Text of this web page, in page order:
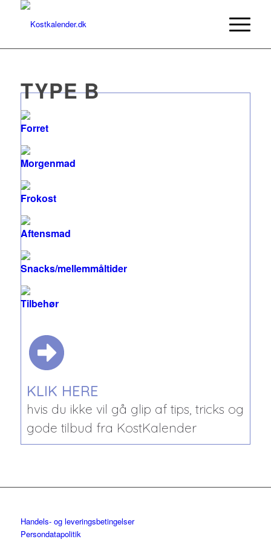
TYPE B
Forret
Morgenmad
Frokost
Aftensmad
Snacks/mellemmåltider
Tilbehør
KLIK HERE
hvis du ikke vil gå glip af tips, tricks og
gode tilbud fra KostKalender
Handels- og leveringsbetingelser
Persondatapolitik